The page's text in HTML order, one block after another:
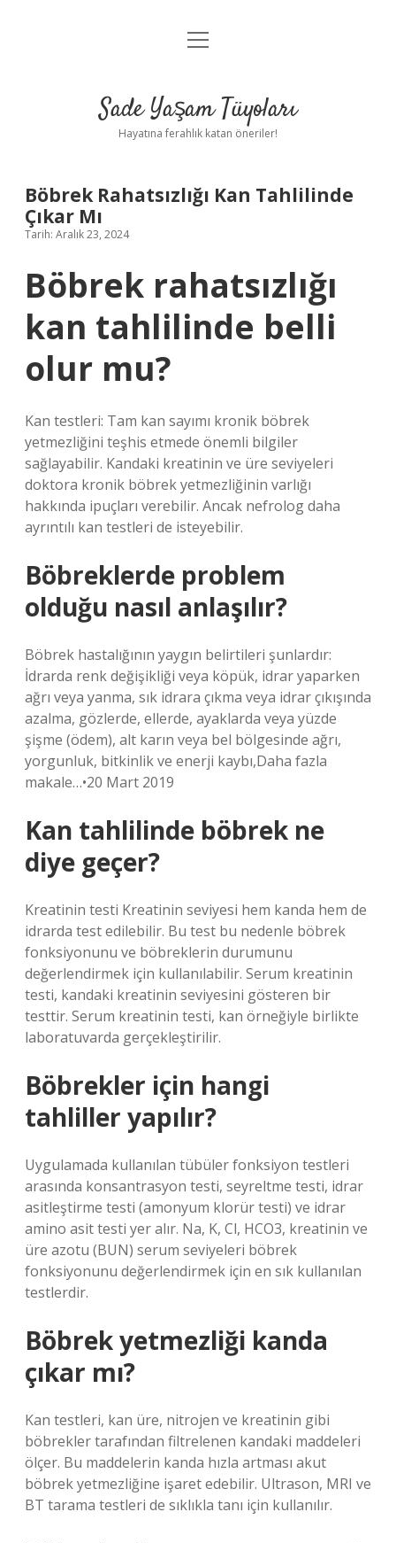
Anasayfa
Yasal Uyarı
menüyü
Sade Yaşam Tüyoları
Hayatına ferahlık katan öneriler!
Böbrek Rahatsızlığı Kan Tahlilinde
Çıkar Mı
Tarih: Aralık 23, 2024
Böbrek rahatsızlığı
kan tahlilinde belli
olur mu?
Kan testleri: Tam kan sayımı kronik böbrek
yetmezliğini teşhis etmede önemli bilgiler
sağlayabilir. Kandaki kreatinin ve üre seviyeleri
doktora kronik böbrek yetmezliğinin varlığı
hakkında ipuçları verebilir. Ancak nefrolog daha
ayrıntılı kan testleri de isteyebilir.
Böbreklerde problem
olduğu nasıl anlaşılır?
Böbrek hastalığının yaygın belirtileri şunlardır:
İdrarda renk değişikliği veya köpük, idrar yaparken
ağrı veya yanma, sık idrara çıkma veya idrar çıkışında
azalma, gözlerde, ellerde, ayaklarda veya yüzde
şişme (ödem), alt karın veya bel bölgesinde ağrı,
yorgunluk, bitkinlik ve enerji kaybı,Daha fazla
makale…•20 Mart 2019
Kan tahlilinde böbrek ne
diye geçer?
Kreatinin testi Kreatinin seviyesi hem kanda hem de
idrarda test edilebilir. Bu test bu nedenle böbrek
fonksiyonunu ve böbreklerin durumunu
değerlendirmek için kullanılabilir. Serum kreatinin
testi, kandaki kreatinin seviyesini gösteren bir
testtir. Serum kreatinin testi, kan örneğiyle birlikte
laboratuvarda gerçekleştirilir.
Böbrekler için hangi
tahliller yapılır?
Uygulamada kullanılan tübüler fonksiyon testleri
arasında konsantrasyon testi, seyreltme testi, idrar
asitleştirme testi (amonyum klorür testi) ve idrar
amino asit testi yer alır. Na, K, Cl, HCO3, kreatinin ve
üre azotu (BUN) serum seviyeleri böbrek
fonksiyonunu değerlendirmek için en sık kullanılan
testlerdir.
Böbrek yetmezliği kanda
çıkar mı?
Kan testleri, kan üre, nitrojen ve kreatinin gibi
böbrekler tarafından filtrelenen kandaki maddeleri
ölçer. Bu maddelerin kanda hızla artması akut
böbrek yetmezliğine işaret edebilir. Ultrason, MRI ve
BT tarama testleri de sıklıkla tanı için kullanılır.